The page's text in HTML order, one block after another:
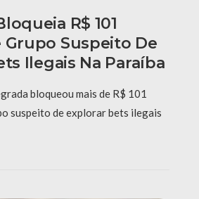
R$ 101
Grupo Suspeito De
Ilegais Na Paraíba
bloqueou mais de R$ 101
suspeito de explorar bets ilegais